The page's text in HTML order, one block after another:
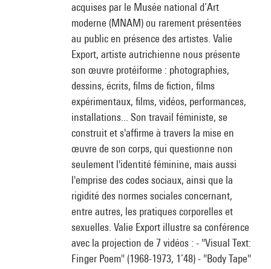
acquises par le Musée national d’Art
moderne (MNAM) ou rarement présentées
au public en présence des artistes. Valie
Export, artiste autrichienne nous présente
son œuvre protéiforme : photographies,
dessins, écrits, films de fiction, films
expérimentaux, films, vidéos, performances,
installations... Son travail féministe, se
construit et s'affirme à travers la mise en
œuvre de son corps, qui questionne non
seulement l'identité féminine, mais aussi
l'emprise des codes sociaux, ainsi que la
rigidité des normes sociales concernant,
entre autres, les pratiques corporelles et
sexuelles. Valie Export illustre sa conférence
avec la projection de 7 vidéos : - "Visual Text:
Finger Poem" (1968-1973, 1’48) - "Body Tape"